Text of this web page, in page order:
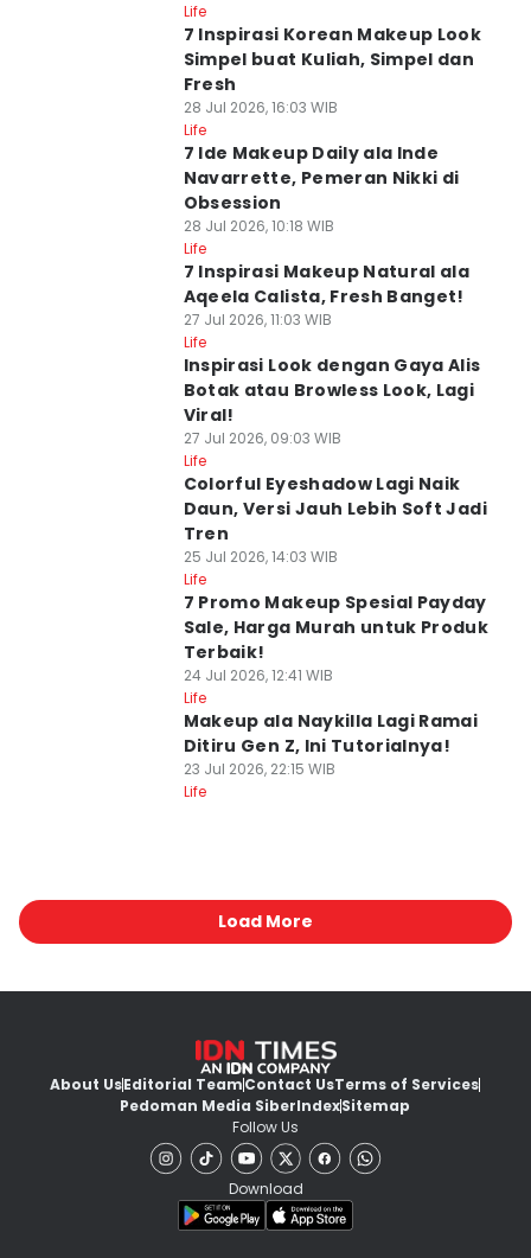
Life
7 Inspirasi Korean Makeup Look
Simpel buat Kuliah, Simpel dan
Fresh
28 Jul 2026, 16:03 WIB
Life
7 Ide Makeup Daily ala Inde
Navarrette, Pemeran Nikki di
Obsession
28 Jul 2026, 10:18 WIB
Life
7 Inspirasi Makeup Natural ala
Aqeela Calista, Fresh Banget!
27 Jul 2026, 11:03 WIB
Life
Inspirasi Look dengan Gaya Alis
Botak atau Browless Look, Lagi
Viral!
27 Jul 2026, 09:03 WIB
Life
Colorful Eyeshadow Lagi Naik
Daun, Versi Jauh Lebih Soft Jadi
Tren
25 Jul 2026, 14:03 WIB
Life
7 Promo Makeup Spesial Payday
Sale, Harga Murah untuk Produk
Terbaik!
24 Jul 2026, 12:41 WIB
Life
Makeup ala Naykilla Lagi Ramai
Ditiru Gen Z, Ini Tutorialnya!
23 Jul 2026, 22:15 WIB
Life
Load More
About UsEditorial TeamContact UsTerms of Services
Pedoman Media SiberIndexSitemap
Follow Us
Download